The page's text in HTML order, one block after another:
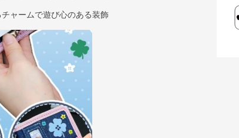
ャームで遊び心のある装飾